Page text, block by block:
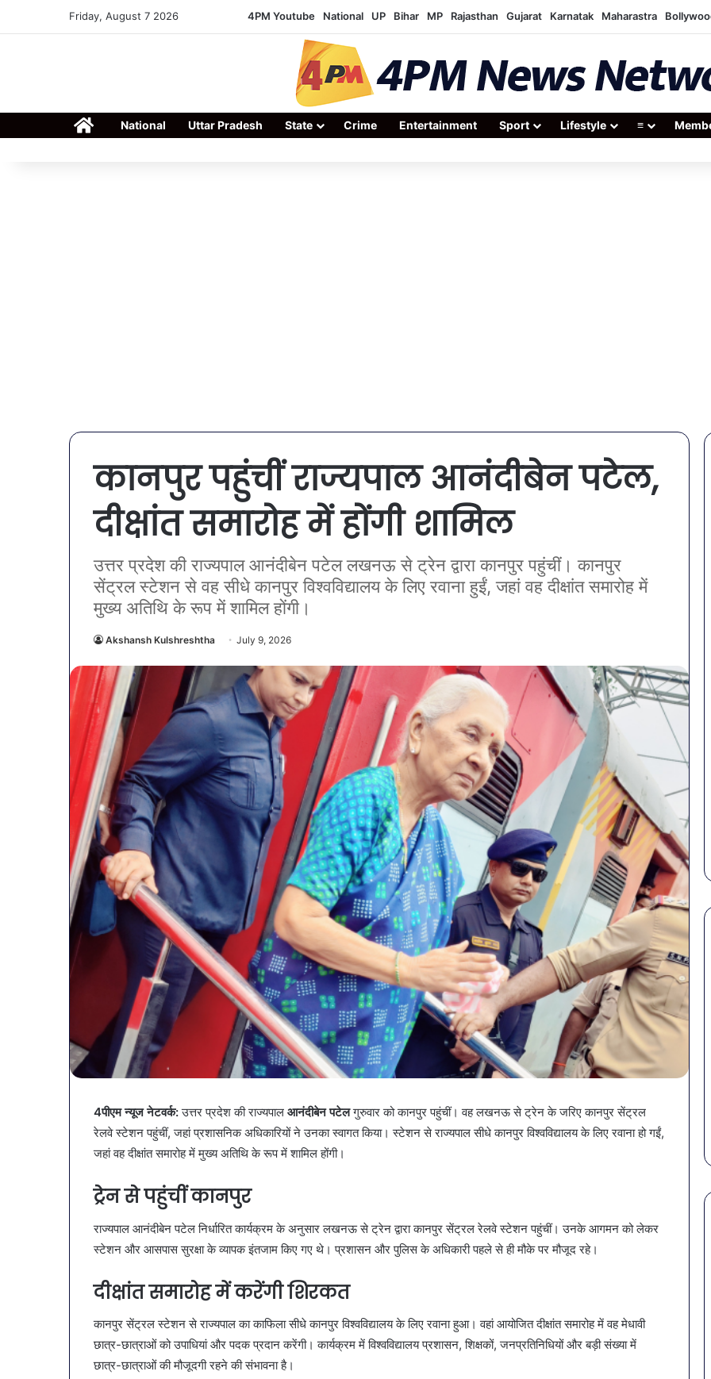
Friday, August 7 2026 4PM Youtube National UP Bihar MP Rajasthan Gujarat Karnatak Maharastra
HomeNational Uttar Pradesh State Crime Entertainment Sport Lifestyle ≡
कानपुर पहुंचीं राज्यपाल आनंदीबेन पटेल,
दीक्षांत समारोह में होंगी शामिल
उत्तर प्रदेश की राज्यपाल आनंदीबेन पटेल लखनऊ से ट्रेन द्वारा कानपुर पहुंचीं। कानपुर
सेंट्रल स्टेशन से वह सीधे कानपुर विश्वविद्यालय के लिए रवाना हुईं, जहां वह दीक्षांत समारोह में
मुख्य अतिथि के रूप में शामिल होंगी।
Akshansh Kulshreshtha July 9, 2026
4पीएम न्यूज नेटवर्क:उत्तर प्रदेश की राज्यपाल आनंदीबेन पटेलगुरुवार को कानपुर पहुंचीं। वह लखनऊ से ट्रेन के जरिए कानपुर सेंट्रल
रेलवे स्टेशन पहुंचीं, जहां प्रशासनिक अधिकारियों ने उनका स्वागत किया। स्टेशन से राज्यपाल सीधे कानपुर विश्वविद्यालय के लिए रवाना हो गईं,
जहां वह दीक्षांत समारोह में मुख्य अतिथि के रूप में शामिल होंगी।
ट्रेन से पहुंचीं कानपुर
राज्यपाल आनंदीबेन पटेल निर्धारित कार्यक्रम के अनुसार लखनऊ से ट्रेन द्वारा कानपुर सेंट्रल रेलवे स्टेशन पहुंचीं। उनके आगमन को लेकर
स्टेशन और आसपास सुरक्षा के व्यापक इंतजाम किए गए थे। प्रशासन और पुलिस के अधिकारी पहले से ही मौके पर मौजूद रहे।
दीक्षांत समारोह में करेंगी शिरकत
कानपुर सेंट्रल स्टेशन से राज्यपाल का काफिला सीधे कानपुर विश्वविद्यालय के लिए रवाना हुआ। वहां आयोजित दीक्षांत समारोह में वह मेधावी
छात्र-छात्राओं को उपाधियां और पदक प्रदान करेंगी। कार्यक्रम में विश्वविद्यालय प्रशासन, शिक्षकों, जनप्रतिनिधियों और बड़ी संख्या में
छात्र-छात्राओं की मौजूदगी रहने की संभावना है।
व्यापारियों
को
राहत
की
पहल:
SAS
नगर
ट्रेडर्स
कमीशन
पहली
केजरीवाल–
का
बड़ा
January 9, 2026
व्यापारियों को राहत की पहल: SAS
नगर में ट्रेडर्स कमीशन की पहली
बैठक, केजरीवाल–मान का बड़ा
कदम
पेट
की
समस्याओं
से
बचना
है?
गर्मियों
डाइट
शामिल
March 30, 2026
पेट की समस्याओं से बचना है?
गर्मियों में डाइट में शामिल करें ये 7
सब्जियां
सावधान!
बोतलबंद
पानी
में
मिला
खतरनाक
बैक्टीरिया,
की
कंपनियों
रोक
February 18, 2026
सावधान!
खतरनाक
4 कंपनियों